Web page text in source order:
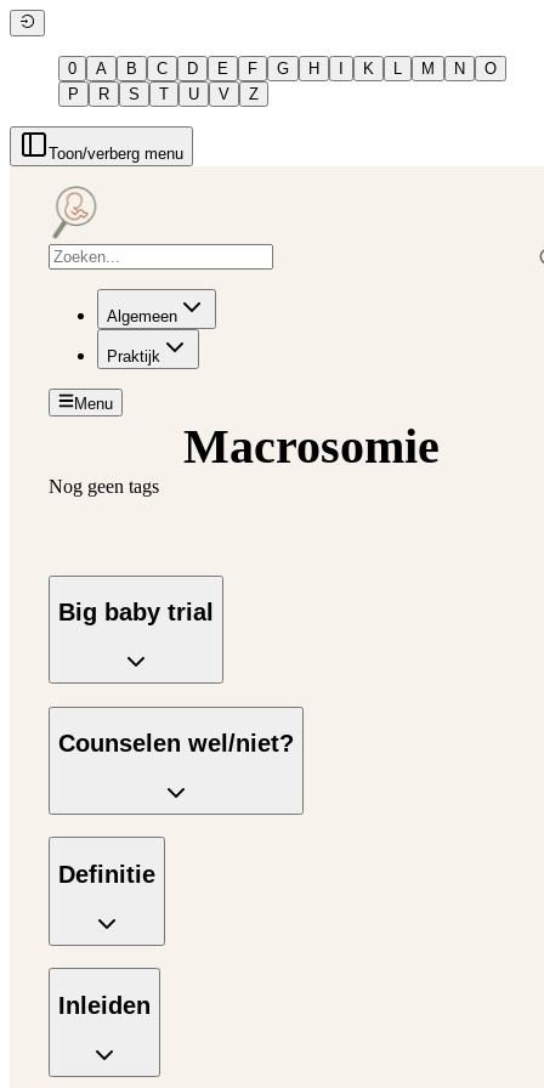
0 A B C D E F G H K L M N
O
P
R S T U V Z
Toon/verberg menu
Algemeen
Praktijk
Menu
Macrosomie
Nog geen tags
Big baby trial
Counselen wel/niet?
Definitie
Inleiden